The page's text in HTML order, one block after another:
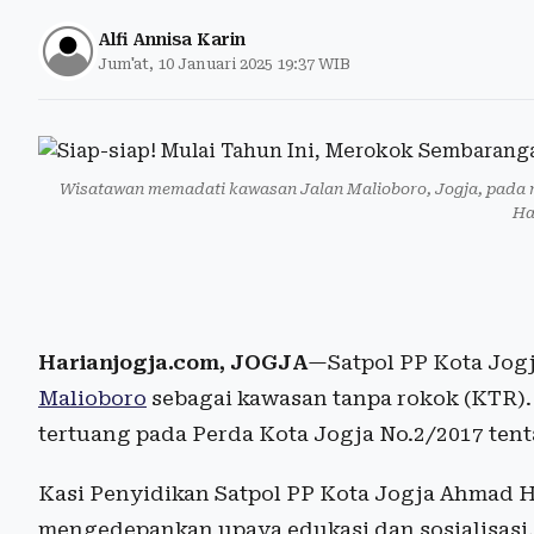
Alfi Annisa Karin
Jum'at, 10 Januari 2025 19:37 WIB
Wisatawan memadati kawasan Jalan Malioboro, Jogja,
Harianjogja.com, JOGJA—Satpol PP Kota
Malioboro sebagai kawasan tanpa rokok
tertuang pada Perda Kota Jogja No.2/2017
Kasi Penyidikan Satpol PP Kota Jogja Ahmad
mengedepankan upaya edukasi dan